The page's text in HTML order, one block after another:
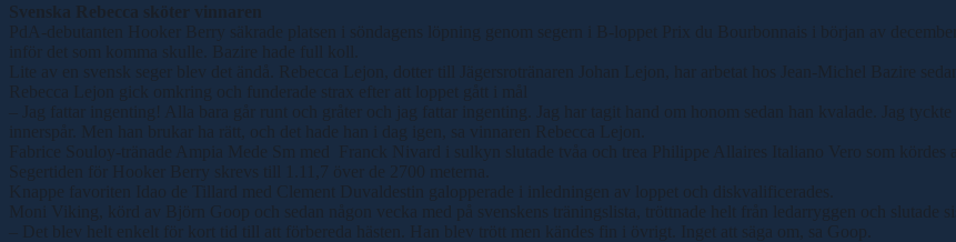
Svenska Rebecca sköter vinnaren
PdA-debutanten Hooker Berry säkrade platsen i söndagens löpning genom segern i B-loppet Prix du Bourbonnais i början av
inför det som komma skulle. Bazire hade full koll.
Lite av en svensk seger blev det ändå. Rebecca Lejon, dotter till Jägersrotränaren Johan Lejon, har arbetat hos Jean-Michel Bazire
Rebecca Lejon gick omkring och funderade strax efter att loppet gått i mål
– Jag fattar ingenting! Alla bara går runt och gråter och jag fattar ingenting. Jag har tagit hand om honom sedan han kvalade. Jag
innerspår. Men han brukar ha rätt, och det hade han i dag igen, sa vinnaren Rebecca Lejon.
Fabrice Souloy-tränade Ampia Mede Sm med Franck Nivard i sulkyn slutade tvåa och trea Philippe Allaires Italiano Vero som kördes
Segertiden för Hooker Berry skrevs till 1.11,7 över de 2700 meterna.
Knappe favoriten Idao de Tillard med Clement Duvaldestin galopperade i inledningen av loppet och diskvalificerades.
Moni Viking, körd av Björn Goop och sedan någon vecka med på svenskens träningslista, tröttnade helt från ledarryggen och slutade
– Det blev helt enkelt för kort tid till att förbereda hästen. Han blev trött men kändes fin i övrigt. Inget att säga om, sa Goop.